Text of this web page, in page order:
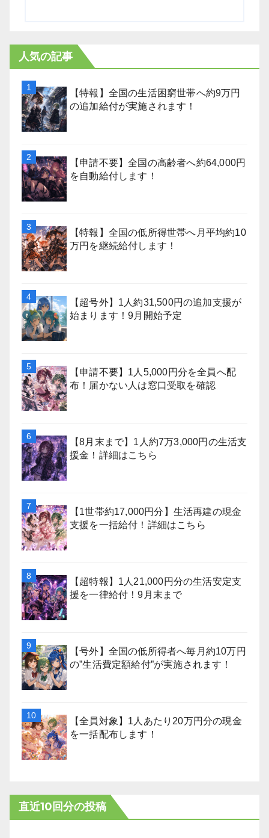
人気の記事
【特報】全国の生活困窮世帯へ約9万円
の追加給付が実施されます！
【申請不要】全国の高齢者へ約64,000円
を自動給付します！
【特報】全国の低所得世帯へ月平均約10
万円を継続給付します！
【超号外】1人約31,500円の追加支援が
始まります！9月開始予定
【申請不要】1人5,000円分を全員へ配
布！届かない人は窓口受取を確認
【8月末まで】1人約7万3,000円の生活支
援金！詳細はこちら
【1世帯約17,000円分】生活再建の現金
支援を一括給付！詳細はこちら
【超特報】1人21,000円分の生活安定支
援を一律給付！9月末まで
【号外】全国の低所得者へ毎月約10万円
の”生活費定額給付”が実施されます！
【全員対象】1人あたり20万円分の現金
を一括配布します！
直近10回分の投稿